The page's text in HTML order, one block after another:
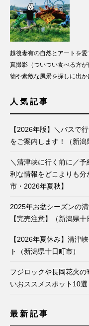
越後妻有の自然とアートを
真撮影（ついつい食べる方
物や素敵な風景を探しに出か
人気記事
【2026年版】＼バスで
をご案内します！（新潟
＼清津峡に行く前に／
利な情報をどこよりも
市・2026年夏秋】
2025年お盆シーズンの
【完売注意】（新潟県十
【2026年夏休み】清津
ト（新潟県十日町市）
フジロックや長岡花火
いおススメスポット10選
最新記事